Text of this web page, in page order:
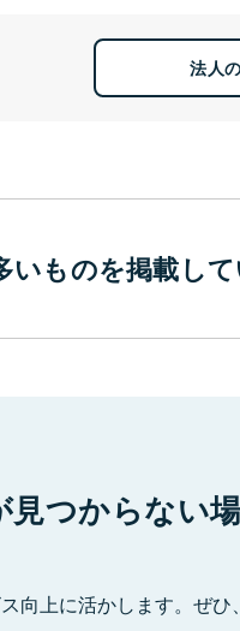
法人
いものを掲載して
見つからない
向上に活かします。ぜひ